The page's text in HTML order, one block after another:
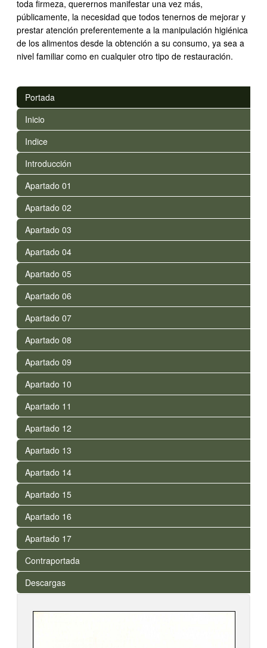
toda firmeza, querernos manifestar una vez más,
públicamente, la necesidad que todos tenernos de mejorar y
prestar atención preferentemente a la manipulación higiénica
de los alimentos desde la obtención a su consumo, ya sea a
nivel familiar como en cualquier otro tipo de restauración.
Portada
Inicio
Indice
Introducción
Apartado 01
Apartado 02
Apartado 03
Apartado 04
Apartado 05
Apartado 06
Apartado 07
Apartado 08
Apartado 09
Apartado 10
Apartado 11
Apartado 12
Apartado 13
Apartado 14
Apartado 15
Apartado 16
Apartado 17
Contraportada
Descargas